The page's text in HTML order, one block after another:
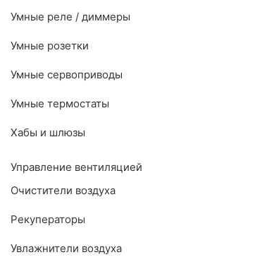
Умные реле / диммеры
Умные розетки
Умные сервоприводы
Умные термостаты
Хабы и шлюзы
Управление вентиляцией
Очистители воздуха
Рекуператоры
Увлажнители воздуха